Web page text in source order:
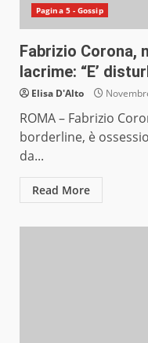
Pagina 5 - Gossip
Fabrizio Corona,
lacrime: “E’
Elisa D'Alto
ROMA – Fabrizio
borderline, è
da...
Read More